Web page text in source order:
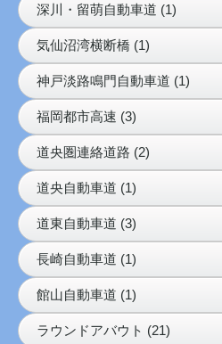
深川・留萌自動車道 (1)
気仙沼湾横断橋 (1)
神戸淡路鳴門自動車道 (1)
福岡都市高速 (3)
道央圏連絡道路 (2)
道央自動車道 (1)
道東自動車道 (3)
長崎自動車道 (1)
館山自動車道 (1)
ラウンドアバウト (21)